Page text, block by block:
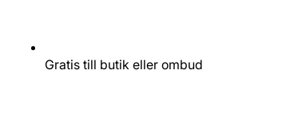
Gratis till butik eller ombud